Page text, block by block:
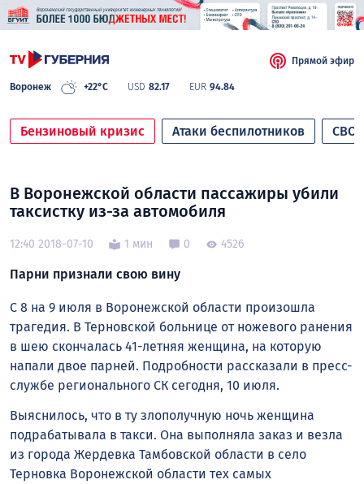
Воронеж +22°C USD 82.17 EUR 94.84
Прямой эфир
Бензиновый кризис Атаки беспилотников СВО
В Воронежской области пассажиры убили
таксистку из-за автомобиля
12:40 2018-07-10 1 мин 0 4526
Парни признали свою вину
С 8 на 9 июля в Воронежской области произошла
трагедия. В Терновской больнице от ножевого ранения
в шею скончалась 41-летняя женщина, на которую
напали двое парней. Подробности рассказали в пресс-
службе регионального СК сегодня, 10 июля.
Выяснилось, что в ту злополучную ночь женщина
подрабатывала в такси. Она выполняла заказ и везла
из города Жердевка Тамбовской области в село
Терновка Воронежской области тех самых